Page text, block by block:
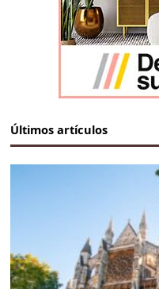
Últimos artículos